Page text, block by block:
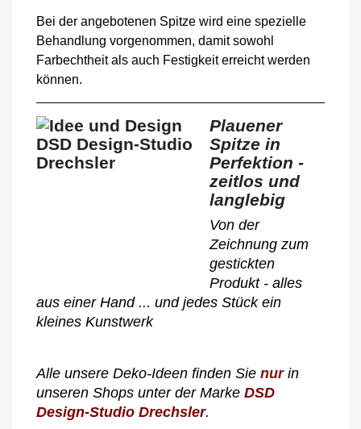
Bei der angebotenen Spitze wird eine spezielle
Behandlung vorgenommen, damit sowohl
Farbechtheit als auch Festigkeit erreicht werden
können.
Plauener
Spitze in
Perfektion -
zeitlos und
langlebig
Von der
Zeichnung zum
gestickten
Produkt - alles
aus einer Hand ... und jedes Stück ein
kleines Kunstwerk
Alle unsere Deko-Ideen finden Sie nurin
unseren Shops unter der Marke DSD
Design-Studio Drechsler.